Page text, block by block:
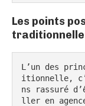
Les points
traditionnelle
L’un des
itionnelle,
ns rassuré
ller en